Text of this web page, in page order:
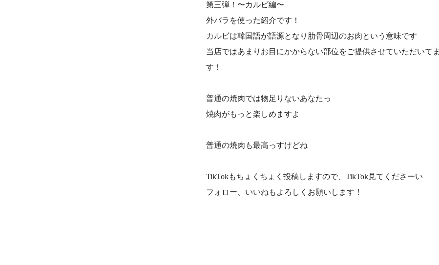
第三弾！〜カルビ編〜
外バラを使った紹介です！
カルビは韓国語が語源となり肋骨周辺のお肉という意味です
当店ではあまりお目にかからない部位をご提供させていただいてま
す！
普通の焼肉では物足りないあなたっ
焼肉がもっと楽しめますよ
普通の焼肉も最高っすけどね
TikTokもちょくちょく投稿しますので、TikTok見てくださーい
フォロー、いいねもよろしくお願いします！